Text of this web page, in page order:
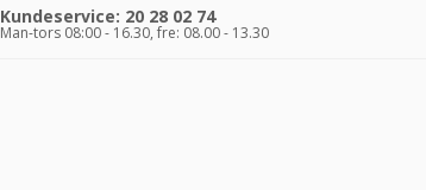
Kundeservice: 20 28 02 74
Man-tors 08:00 - 16.30, fre: 08.00 - 13.30